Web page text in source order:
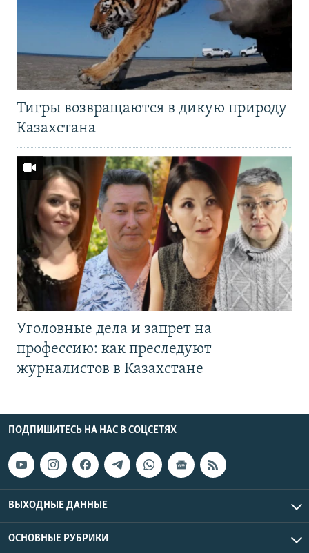
Тигры возвращаются в дикую природу
Казахстана
Уголовные дела и запрет на
профессию: как преследуют
журналистов в Казахстане
ПОДПИШИТЕСЬ НА НАС В СОЦСЕТЯХ
ВЫХОДНЫЕ ДАННЫЕ
ОСНОВНЫЕ РУБРИКИ